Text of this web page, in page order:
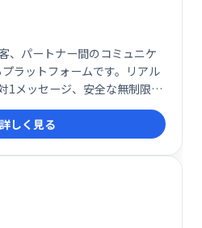
、パートナー間のコミュニケ
ラットフォームです。リアル
1メッセージ、安全な無制限ク
度なタスクマネージャーなどを
共有、ファイル共有にも対応
理や進捗管理をスムーズに行え
備え、既存ツールとの統合も
、プロジェクト単位での整理
詳しく見る